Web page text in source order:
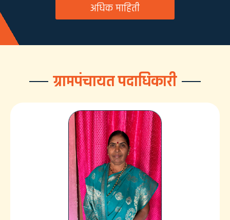
अधिक माहिती
ग्रामपंचायत पदाधिकारी